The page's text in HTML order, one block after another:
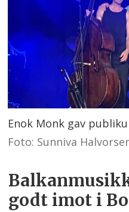
Enok Monk gav
Foto: Sunniva
godt imot i